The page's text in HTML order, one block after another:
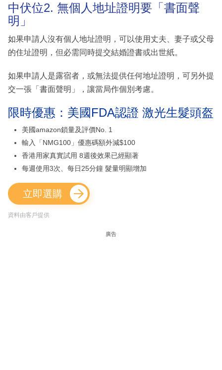
中伏位2. 無個人地址證明要「書面聲
明」
如果申請人沒有個人地址證明，可以使用丈夫、妻子或父母
的住址證明，但必需同時提交結婚證書或出世紙。
如果申請人是露宿者，或無法提供任何地址證明，可另外提
交一張「書面聲明」，讓當局作個別考慮。
限時優惠：美國FDA認證 激光生髮頭盔
美國amazon鎖量及評價No. 1
輸入「NMG100」優惠碼額外減$100
香港用家真實試用 8週後效果已經顯著
每週使用3次、每日25分鐘 髮量明顯增加
立即選購
資料由客戶提供
廣告